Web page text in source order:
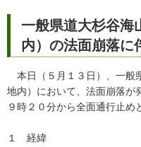
一般県道大杉谷海
内）の法面崩落に
本日（５月１３日）、一般
地内）において、法面崩落が
９時２０分から全面通行止め
１ 経緯